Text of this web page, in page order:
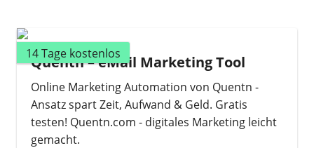
14 Tage kostenlos
Quentn – eMail Marketing Tool
Online Marketing Automation von Quentn -
Ansatz spart Zeit, Aufwand & Geld. Gratis
testen! Quentn.com - digitales Marketing leicht
gemacht.